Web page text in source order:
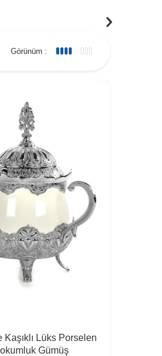
Görünüm :
Kaşıklı Lüks Porselen
Gümüş